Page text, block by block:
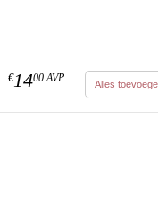
€1400 AVP Alles